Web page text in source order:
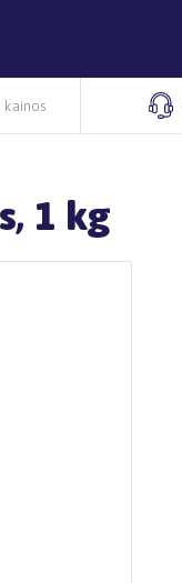
kainos
1 kg